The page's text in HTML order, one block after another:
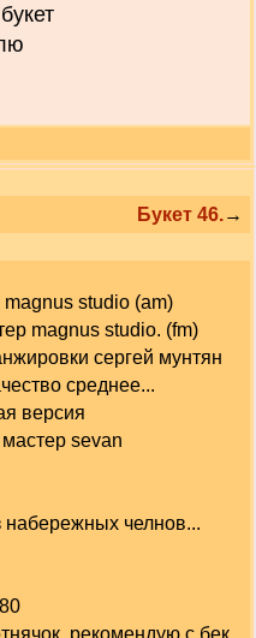
Букет 46.→
magnus studio (am)
magnus studio. (fm)
сергей мунтян
среднее...
версия
sevan
набережных челнов...
рекомендую с бек